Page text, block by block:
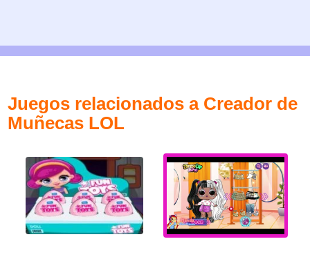
Juegos relacionados a Creador de
Muñecas LOL